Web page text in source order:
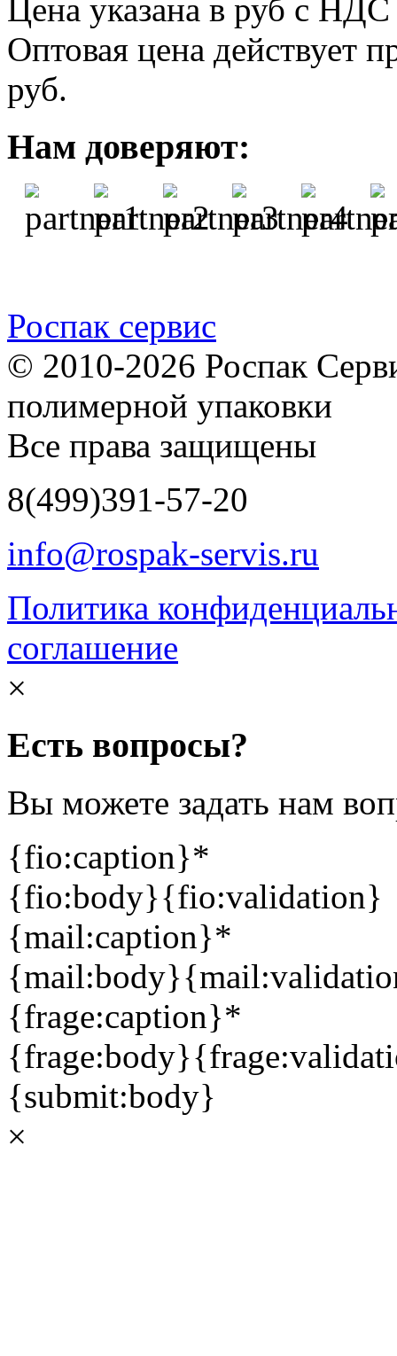
Цена указана в руб с НДС
Оптовая цена действует
руб.
Нам доверяют:
Роспак сервис
© 2010-2026 Роспак
полимерной упаковки
Все права защищены
8(499)391-57-20
info@rospak-servis.ru
Политика
соглашение
×
Есть вопросы?
Вы можете задать нам
{fio:caption}*
{fio:body}{fio:validation}
{mail:caption}*
{mail:body}
{frage:caption}*
{frage:body}
{submit:body}
×